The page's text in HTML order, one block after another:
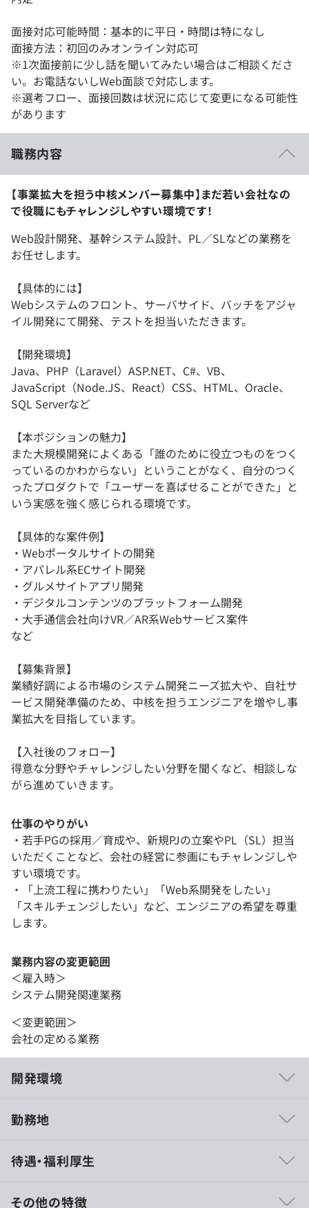
面接対応可能時間：基本的に平日・時間は特になし
面接方法：初回のみオンライン対応可
※1次面接前に少し話を聞いてみたい場合はご相談くださ
い。お電話ないしWeb面談で対応します。
※選考フロー、面接回数は状況に応じて変更になる可能性
があります
職務内容
【事業拡大を担う中核メンバー募集中】まだ若い会社なの
で役職にもチャレンジしやすい環境です！
Web設計開発、基幹システム設計、PL／SLなどの業務を
お任せします。
【具体的には】
Webシステムのフロント、サーバサイド、バッチをアジャ
イル開発にて開発、テストを担当いただきます。
【開発環境】
Java、PHP（Laravel）ASP.NET、C#、VB、
JavaScript（Node.JS、React）CSS、HTML、Oracle、
SQL Serverなど
【本ポジションの魅力】
また大規模開発によくある「誰のために役立つものをつく
っているのかわからない」ということがなく、自分のつく
ったプロダクトで「ユーザーを喜ばせることができた」と
いう実感を強く感じられる環境です。
【具体的な案件例】
・Webポータルサイトの開発
・アパレル系ECサイト開発
・グルメサイトアプリ開発
・デジタルコンテンツのプラットフォーム開発
・大手通信会社向けVR／AR系Webサービス案件
など
【募集背景】
業績好調による市場のシステム開発ニーズ拡大や、自社サ
ービス開発準備のため、中核を担うエンジニアを増やし事
業拡大を目指しています。
【入社後のフォロー】
得意な分野やチャレンジしたい分野を聞くなど、相談しな
がら進めていきます。
仕事のやりがい
・若手PGの採用／育成や、新規PJの立案やPL（SL）担当
いただくことなど、会社の経営に参画にもチャレンジしや
すい環境です。
・「上流工程に携わりたい」「Web系開発をしたい」
「スキルチェンジしたい」など、エンジニアの希望を尊重
します。
業務内容の変更範囲
＜雇入時＞
システム開発関連業務
＜変更範囲＞
会社の定める業務
開発環境
基本設計、詳細設計、開発、単体テスト、結合テストを規
ていきます。
勤務地
待遇・福利厚生
その他の特徴